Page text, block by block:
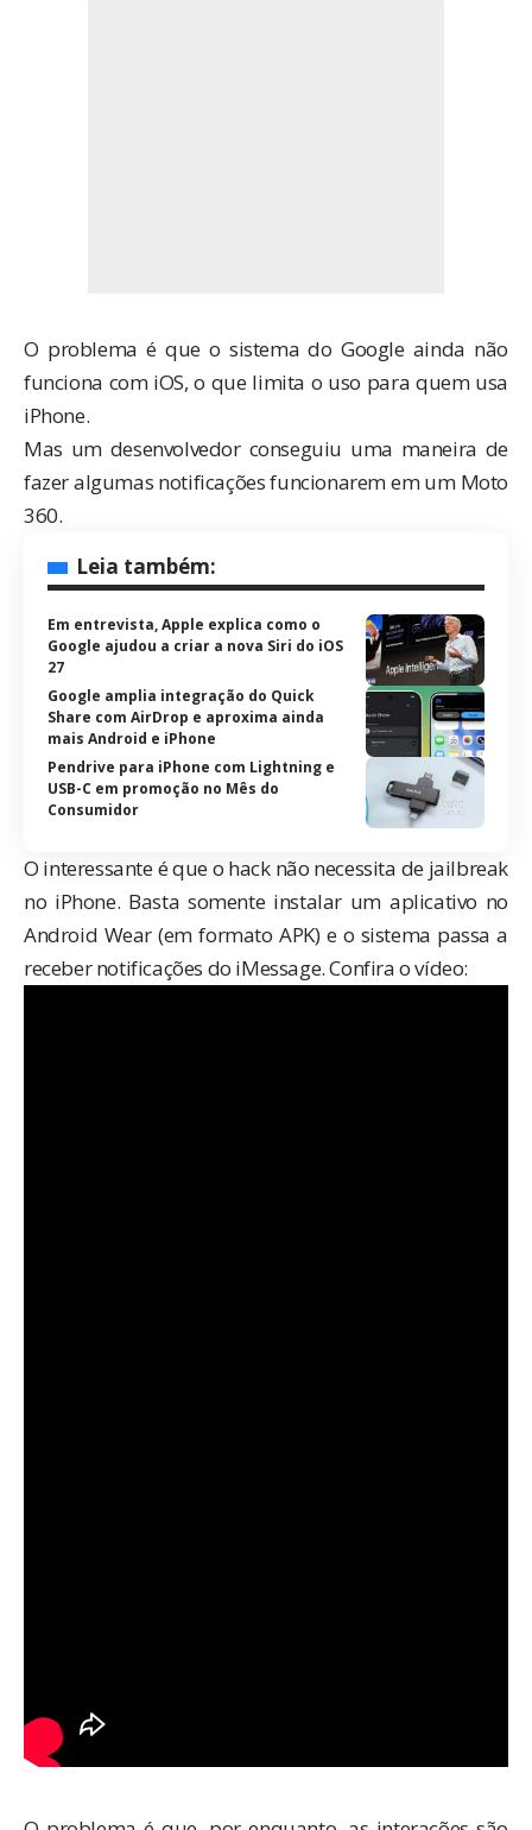
O problema é que o sistema do Google ainda não
funciona com iOS, o que limita o uso para quem usa
iPhone.
Mas um desenvolvedorconseguiu uma maneira de
fazer algumas notificações funcionarem em um Moto
360.
Leia também:
Em entrevista, Apple explica como o
Google ajudou a criar a nova Siri do iOS
27
Google amplia integração do Quick
Share com AirDrop e aproxima ainda
mais Android e iPhone
Pendrive para iPhone com Lightning e
USB-C em promoção no Mês do
Consumidor
O interessante é que o hack não necessita de jailbreak
no iPhone. Basta somente instalar um aplicativo no
Android Wear (em formato APK) e o sistema passa a
receber notificações do iMessage. Confira o vídeo: